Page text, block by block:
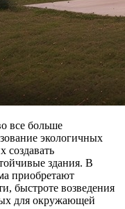
все больше
экологичных
создавать
здания. В
приобретают
быстроте возведения
для окружающей